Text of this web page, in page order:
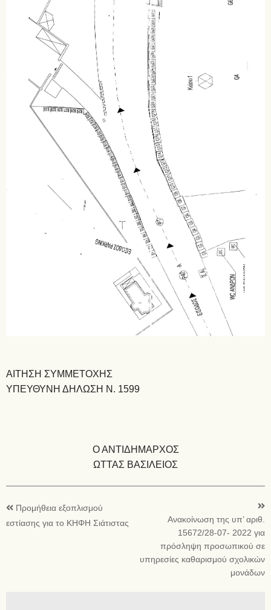
ΑΙΤΗΣΗ ΣΥΜΜΕΤΟΧΗΣ
ΥΠΕΥΘΥΝΗ ΔΗΛΩΣΗ Ν. 1599
Ο ΑΝΤΙΔΗΜΑΡΧΟΣ
ΩΤΤΑΣ ΒΑΣΙΛΕΙΟΣ
Προμήθεια εξοπλισμού
εστίασης για το ΚΗΦΗ Σιάτιστας
Ανακοίνωση της υπ’ αριθ.
15672/28-07- 2022 για
πρόσληψη προσωπικού σε
υπηρεσίες καθαρισμού σχολικών
μονάδων